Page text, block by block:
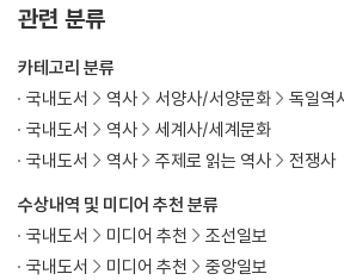
관련 분류
수상내역 및 미디어 추천 분류
국내도서
미디어 추천
조선일보
국내도서
미디어 추천
중앙일보
카테고리 분류
국내도서
역사 서양사/서양문화
독일역
국내도서
역사
세계사/세계문화
국내도서
역사 주제로 읽는 역사 전쟁사